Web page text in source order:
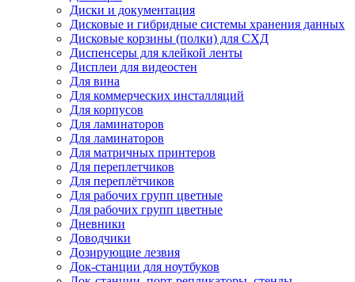
Диски и документация
Дисковые и гибридные системы хранения данных
Дисковые корзины (полки) для СХД
Диспенсеры для клейкой ленты
Дисплеи для видеостен
Для вина
Для коммерческих инсталляций
Для корпусов
Для ламинаторов
Для ламинаторов
Для матричных принтеров
Для переплетчиков
Для переплётчиков
Для рабочих групп цветные
Для рабочих групп цветные
Дневники
Доводчики
Дозирующие лезвия
Док-станции для ноутбуков